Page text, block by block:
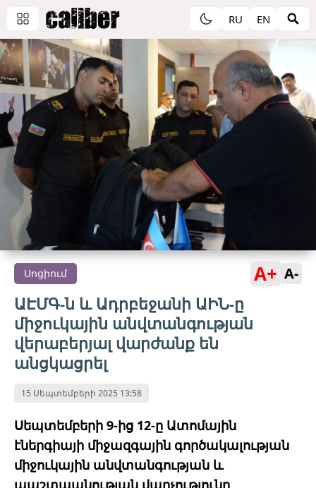
RU EN
Սոցիում A+ A-
ԱԷՄԳ-ն և Ադրբեջանի ԱԻՆ-ը
միջուկային անվտանգության
վերաբերյալ վարժանք են
անցկացրել
15 Սեպտեմբերի 2025 13:58
Սեպտեմբերի 9-ից 12-ը Ատոմային
էներգիայի միջազգային գործակալության
միջուկային անվտանգության և
պաշտպանության վարչությունը,